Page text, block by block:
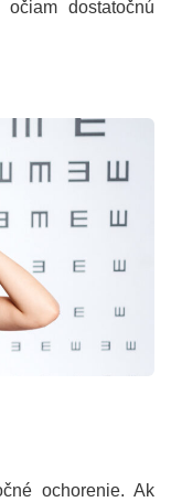
dostatočnú
ochorenie. Ak